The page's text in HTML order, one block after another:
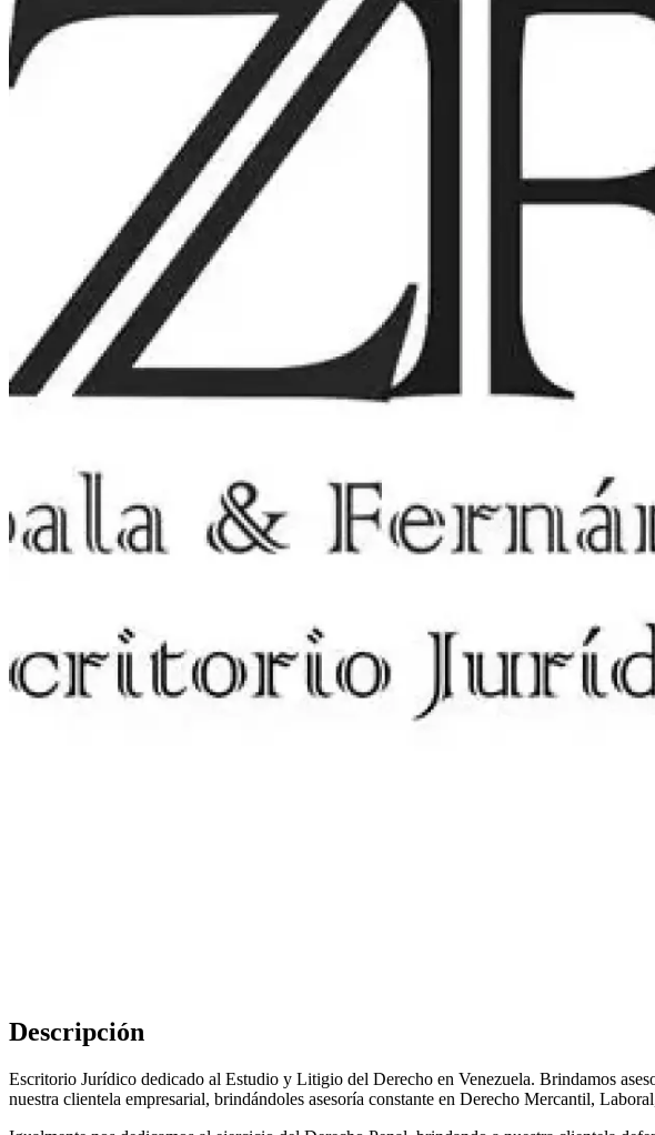
Descripción
Escritorio Jurídico dedicado al Estudio y Litigio del Derecho en Venezuela. Brindamos
nuestra clientela empresarial, brindándoles asesoría constante en Derecho Mercantil,